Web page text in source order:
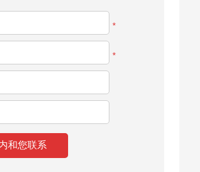
*
*